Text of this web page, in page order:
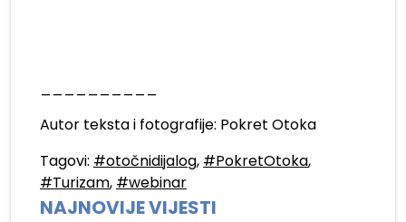
Autor teksta i fotografije: Pokret Otoka
Tagovi: #otočnidijalog, #PokretOtoka,
#Turizam, #webinar
NAJNOVIJE VIJESTI